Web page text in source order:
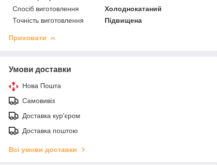
Спосіб виготовлення
Холоднокатаний
Точність виготовлення
Підвищена
Приховати
Умови доставки
Нова Пошта
Самовивіз
Доставка кур'єром
Доставка поштою
Всі умови доставки